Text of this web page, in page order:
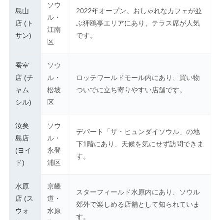
島山
店 (ト
サン)
ソウ
ル・
江南
区
2022年オープン。おしゃれなカフェが並
ぶ狎鴎亭エリアにあり、テラス席が人気
です。
蚕室
店 (チ
ャム
シル)
ソウ
ル・
松坡
区
ロッテワールドモール内にあり、買い物
ついでに立ち寄りやすい店舗です。
汝矣
島店
(ヨイ
ド)
ソウ
ル・
永登
浦区
デパート「ザ・ヒュンダイソウル」の地
下1階にあり、天候を気にせず訪問できま
す。
水原
店 (ス
ウォ
京畿
道・
水原
スターフィールド水原内にあり、ソウル
郊外で楽しめる店舗として知られていま
す。